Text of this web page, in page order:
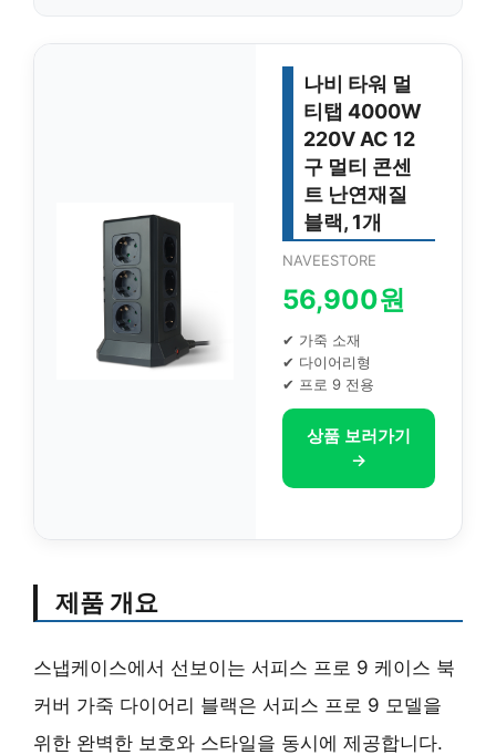
나비 타워 멀
티탭 4000W
220V AC 12
구 멀티 콘센
트 난연재질
블랙, 1개
NAVEESTORE
56,900원
✔ 가죽 소재
✔ 다이어리형
✔ 프로 9 전용
상품 보러가기
→
제품 개요
스냅케이스에서 선보이는 서피스 프로 9 케이스 북
커버 가죽 다이어리 블랙은 서피스 프로 9 모델을
위한 완벽한 보호와 스타일을 동시에 제공합니다.